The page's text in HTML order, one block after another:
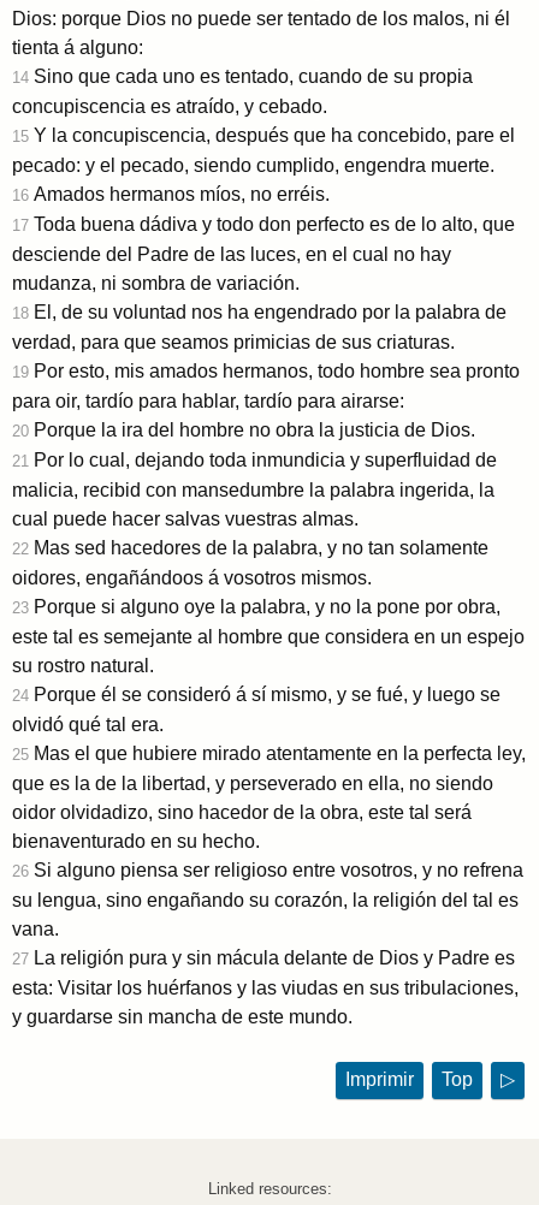
Dios: porque Dios no puede ser tentado de los malos, ni él
tienta á alguno:
14 Sino que cada uno es tentado, cuando de su propia
concupiscencia es atraído, y cebado.
15 Y la concupiscencia, después que ha concebido, pare el
pecado: y el pecado, siendo cumplido, engendra muerte.
16 Amados hermanos míos, no erréis.
17 Toda buena dádiva y todo don perfecto es de lo alto, que
desciende del Padre de las luces, en el cual no hay
mudanza, ni sombra de variación.
18 El, de su voluntad nos ha engendrado por la palabra de
verdad, para que seamos primicias de sus criaturas.
19 Por esto, mis amados hermanos, todo hombre sea pronto
para oir, tardío para hablar, tardío para airarse:
20 Porque la ira del hombre no obra la justicia de Dios.
21 Por lo cual, dejando toda inmundicia y superfluidad de
malicia, recibid con mansedumbre la palabra ingerida, la
cual puede hacer salvas vuestras almas.
22 Mas sed hacedores de la palabra, y no tan solamente
oidores, engañándoos á vosotros mismos.
23 Porque si alguno oye la palabra, y no la pone por obra,
este tal es semejante al hombre que considera en un espejo
su rostro natural.
24 Porque él se consideró á sí mismo, y se fué, y luego se
olvidó qué tal era.
25 Mas el que hubiere mirado atentamente en la perfecta ley,
que es la de la libertad, y perseverado en ella, no siendo
oidor olvidadizo, sino hacedor de la obra, este tal será
bienaventurado en su hecho.
26 Si alguno piensa ser religioso entre vosotros, y no refrena
su lengua, sino engañando su corazón, la religión del tal es
vana.
27 La religión pura y sin mácula delante de Dios y Padre es
esta: Visitar los huérfanos y las viudas en sus tribulaciones,
y guardarse sin mancha de este mundo.
Imprimir Top ▷
Linked resources: